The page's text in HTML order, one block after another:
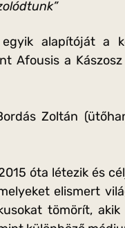
alapítóját a
Afousis a
Zoltán
óta létezik és
elismert
tömörít,